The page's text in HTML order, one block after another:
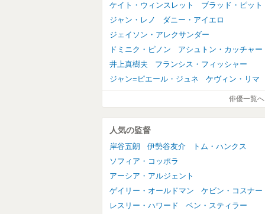
ケイト・ウィンスレット
ブラッド・ピット
ジャン・レノ
ダニー・アイエロ
ジェイソン・アレクサンダー
ドミニク・ピノン
アシュトン・カッチャー
井上真樹夫
フランシス・フィッシャー
ジャン=ピエール・ジュネ
ケヴィン・リマ
俳優一覧へ
人気の監督
岸谷五朗 伊勢谷友介
トム・ハンクス
ソフィア・コッポラ
アーシア・アルジェント
ゲイリー・オールドマン
ケビン・コスナー
レスリー・ハワード
ベン・スティラー